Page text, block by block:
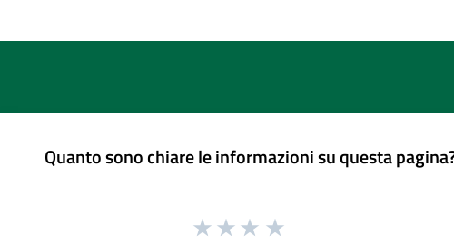
Quanto sono chiare le informazioni su questa